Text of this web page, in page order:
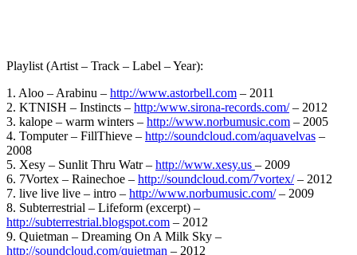
Playlist (Artist – Track – Label – Year):
1. Aloo – Arabinu – http://www.astorbell.com – 2011
2. KTNISH – Instincts – http:/www.sirona-records.com/– 2012
3. kalope – warm winters – http://www.norbumusic.com – 2005
4. Tomputer – FillThieve – http://soundcloud.com/aquavelvas –
2008
5. Xesy – Sunlit Thru Watr – http://www.xesy.us – 2009
6. 7Vortex – Rainechoe – http://soundcloud.com/7vortex/– 2012
7. live live live – intro – http://www.norbumusic.com/– 2009
8. Subterrestrial – Lifeform (excerpt) –
http://subterrestrial.blogspot.com – 2012
9. Quietman – Dreaming On A Milk Sky –
http://soundcloud.com/quietman – 2012